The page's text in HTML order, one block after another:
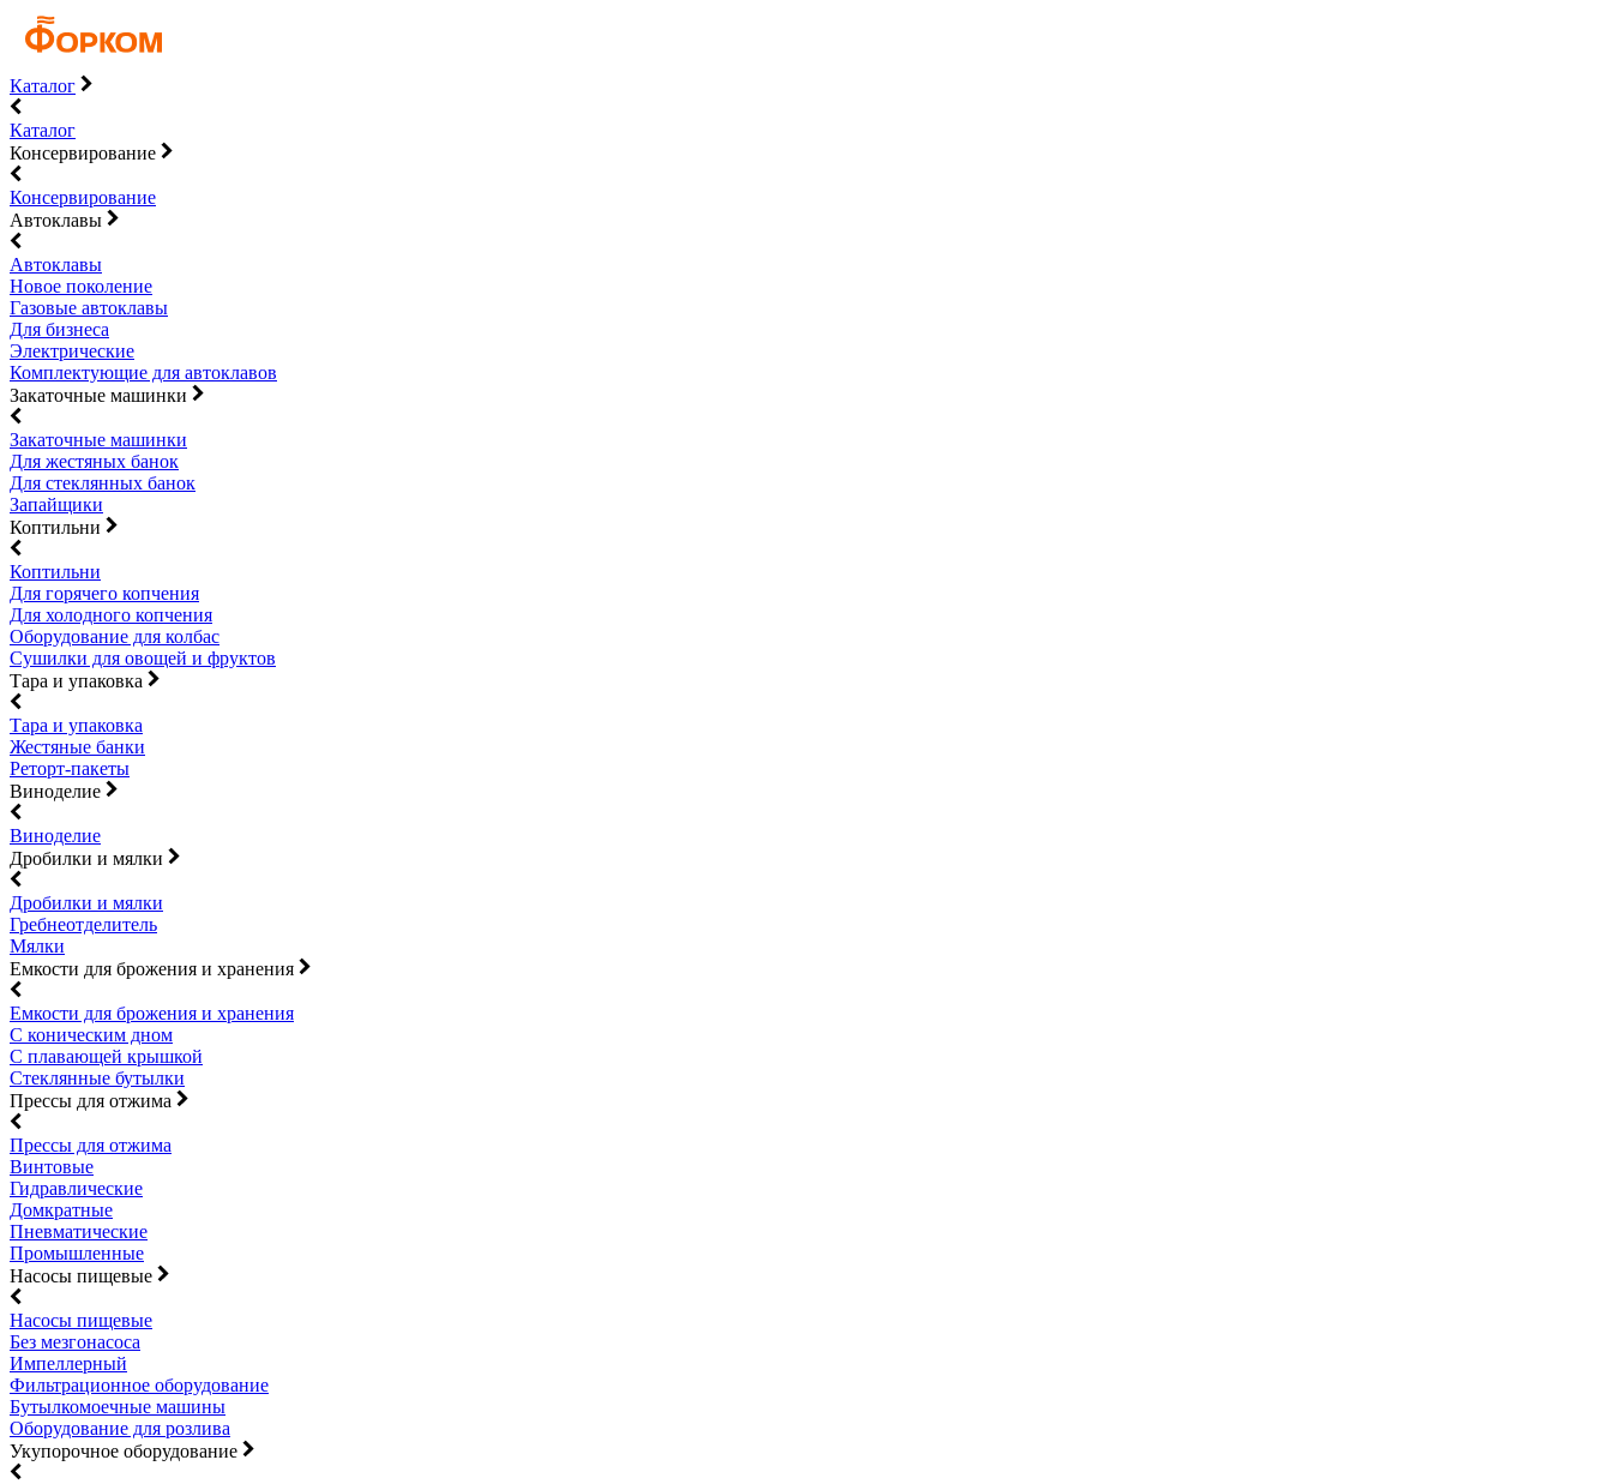
Каталог
Каталог
Консервирование
Консервирование
Автоклавы
Автоклавы
Новое поколение
Газовые автоклавы
Для бизнеса
Электрические
Комплектующие для автоклавов
Закаточные машинки
Закаточные машинки
Для жестяных банок
Для стеклянных банок
Запайщики
Коптильни
Коптильни
Для горячего копчения
Для холодного копчения
Оборудование для колбас
Сушилки для овощей и фруктов
Тара и упаковка
Тара и упаковка
Жестяные банки
Реторт-пакеты
Виноделие
Виноделие
Дробилки и мялки
Дробилки и мялки
Гребнеотделитель
Мялки
Емкости для брожения и хранения
Емкости для брожения и хранения
С коническим дном
С плавающей крышкой
Стеклянные бутылки
Прессы для отжима
Прессы для отжима
Винтовые
Гидравлические
Домкратные
Пневматические
Промышленные
Насосы пищевые
Насосы пищевые
Без мезгонасоса
Импеллерный
Фильтрационное оборудование
Бутылкомоечные машины
Оборудование для розлива
Укупорочное оборудование